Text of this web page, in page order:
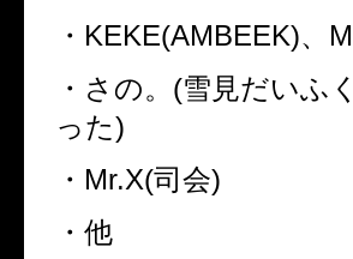
・KEKE(AMBEEK)、
・さの。(雪見だいふ
った)
・Mr.X(司会)
・他